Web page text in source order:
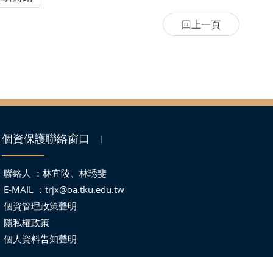
個資保護聯絡窗口 ｜
聯絡人 ：林宜陵、林琇斐
E-MAIL ： trjx@oa.tku.edu.tw
個資管理政策聲明
隱私權政策
個人資料告知聲明